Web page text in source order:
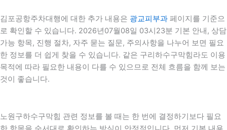
김포공항주차대행에 대한 추가 내용은 광교피부과 페이지를 기준으
로 확인할 수 있습니다. 2026년07월08일 03시23분 기본 안내, 상담
가능 항목, 진행 절차, 자주 묻는 질문, 주의사항을 나누어 보면 필요
한 정보를 더 쉽게 찾을 수 있습니다. 같은 구리하수구막힘라도 이용
목적에 따라 필요한 내용이 다를 수 있으므로 전체 흐름을 함께 보는
것이 좋습니다.
노원구하수구막힘 관련 정보를 볼 때는 한 번에 결정하기보다 필요